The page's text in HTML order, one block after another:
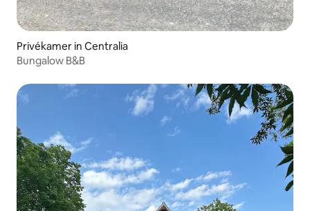
Privékamer in Centralia
Bungalow B&B